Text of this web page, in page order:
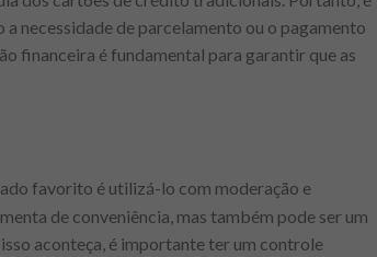
necessidade de parcelamento ou o pagamento
financeira é fundamental para garantir que as
favorito é utilizá-lo com moderação e
de conveniência, mas também pode ser um
aconteça, é importante ter um controle